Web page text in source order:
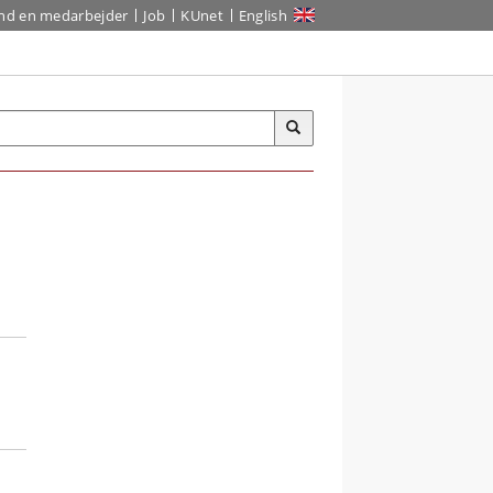
en medarbejder Job KUnet English